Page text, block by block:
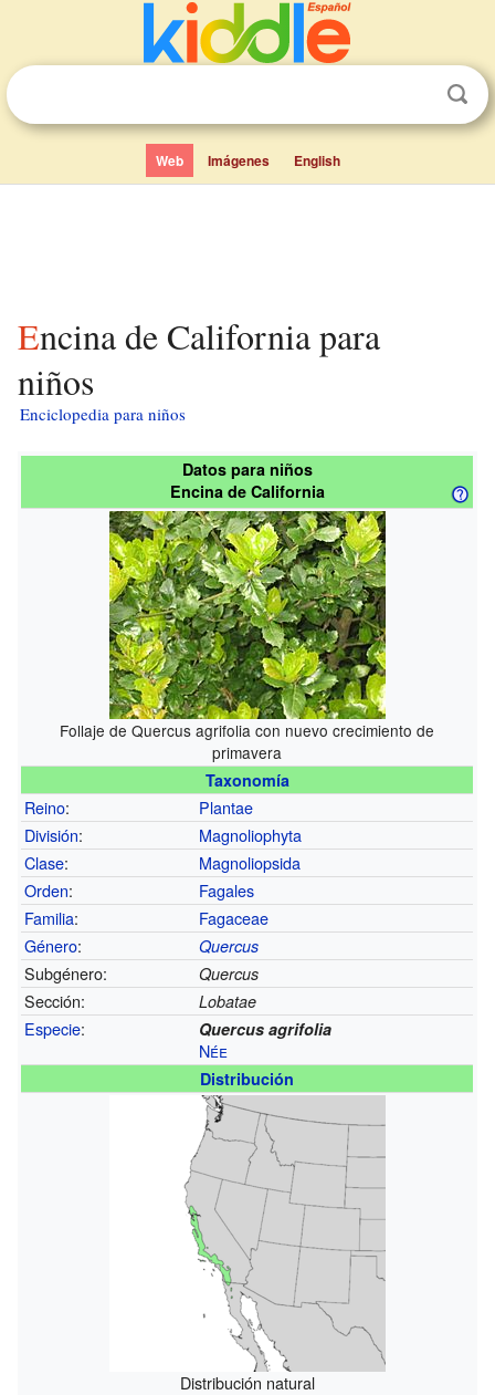
Web Imágenes English
Encina de California para
niños
Enciclopedia para niños
Datos para niños
Encina de California
Follaje de Quercus agrifolia con nuevo crecimiento de
primavera
Taxonomía
Reino:
Plantae
División:
Magnoliophyta
Clase:
Magnoliopsida
Orden:
Fagales
Familia:
Fagaceae
Género: Quercus
Subgénero: Quercus
Sección: Lobatae
Especie: Quercus agrifolia
Née
Distribución
Distribución natural